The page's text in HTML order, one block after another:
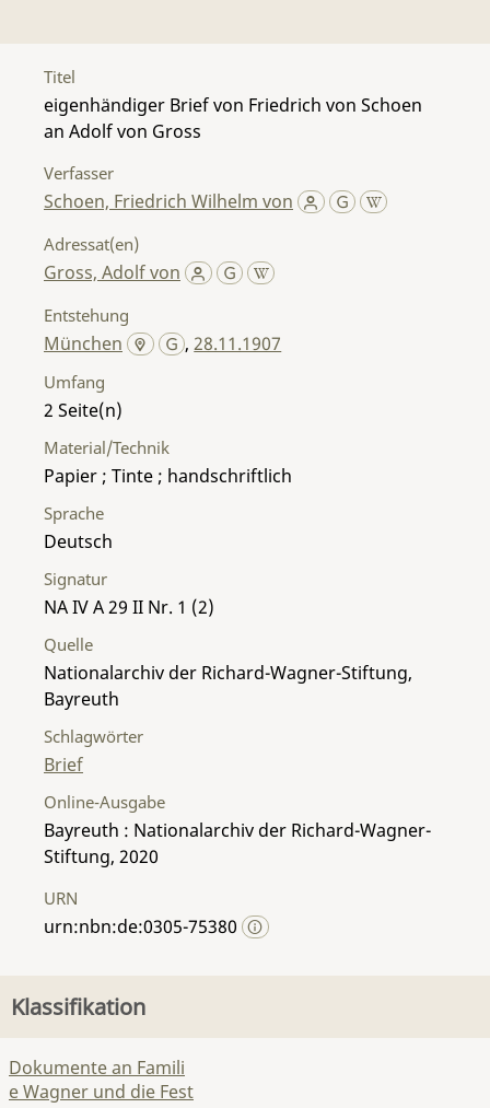
Titel
eigenhändiger Brief von Friedrich von Schoen
an Adolf von Gross
Verfasser
Schoen, Friedrich Wilhelm von
Adressat(en)
Gross, Adolf von
Entstehung
München ,28.11.1907
Umfang
2
Material/Technik
Papier ; Tinte ; handschriftlich
Sprache
Deutsch
Signatur
NA IV A 29 II Nr. 1 (2)
Quelle
Nationalarchiv der Richard-Wagner-Stiftung,
Bayreuth
Schlagwörter
Brief
Online-Ausgabe
Bayreuth : Nationalarchiv der Richard-Wagner-
Stiftung, 2020
URN
urn:nbn:de:0305-75380
Klassifikation
Dokumente an Famili
e Wagner und die Fest